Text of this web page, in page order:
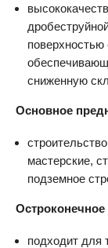
сниженную
Основное
мастерские,
подземное
подходит для